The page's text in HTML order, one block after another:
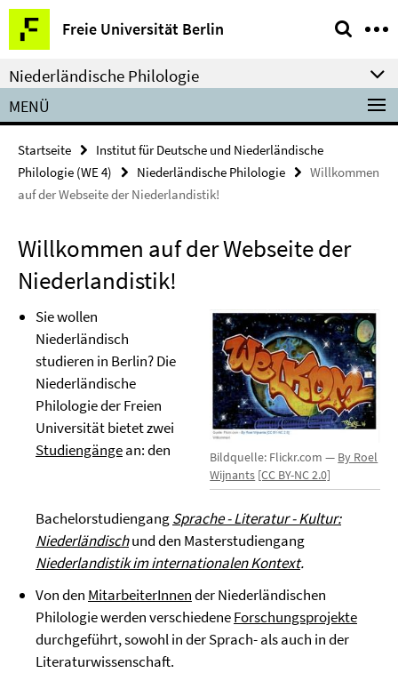
Springe
direkt
zu
Inhalt
Freie Universität Berlin
Service-
Navigation
Niederländische Philologie
MENÜ
Startseite
Institut für Deutsche und Niederländische
Philologie (WE 4)
Niederländische Philologie
Willkommen
auf der Webseite der Niederlandistik!
Willkommen auf der Webseite der
Niederlandistik!
Bildquelle: Flickr.com — By Roel
Wijnants [CC BY-NC 2.0]
Sie wollen
Niederländisch
studieren in Berlin? Die
Niederländische
Philologie der Freien
Universität bietet zwei
Studiengängean: den
BachelorstudiengangSprache - Literatur - Kultur:
Niederländischund den Masterstudiengang
Niederlandistik im internationalen Kontext.
Von den MitarbeiterInnender Niederländischen
Philologie werden verschiedeneForschungsprojekte
durchgeführt, sowohl in der Sprach- als auch in der
Literaturwissenschaft.